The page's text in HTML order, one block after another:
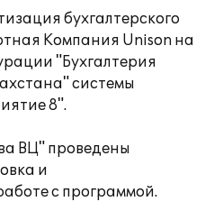
бухгалтерского
Компания Unison на
"Бухгалтерия
системы
8".
ВЦ" проведены
и
с программой.